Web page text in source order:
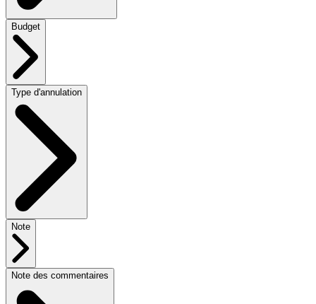
Budget
Type d'annulation
Note
Note des commentaires